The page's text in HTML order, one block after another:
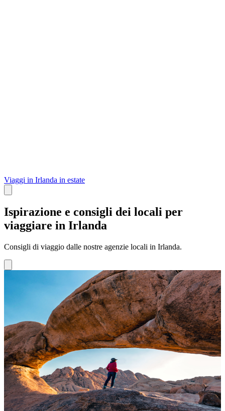
Viaggi in Irlanda in estate
Ispirazione e consigli dei locali per
viaggiare in Irlanda
Consigli di viaggio dalle nostre agenzie locali in Irlanda.
Osservazione della flora e fauna